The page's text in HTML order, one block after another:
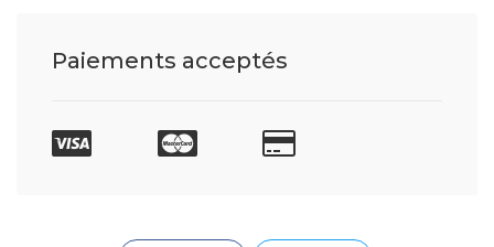
Paiements acceptés